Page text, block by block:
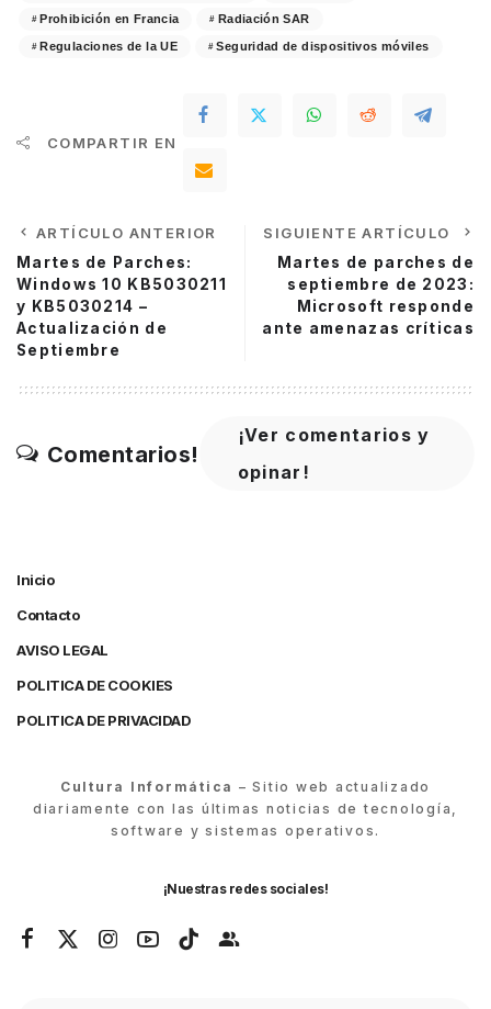
Prohibición en Francia Radiación SAR
Regulaciones de la UE Seguridad de dispositivos móviles
COMPARTIR EN
ARTÍCULO ANTERIOR
Martes de Parches:
Windows 10 KB5030211
y KB5030214 –
Actualización de
Septiembre
SIGUIENTE ARTÍCULO
Martes de parches de
septiembre de 2023:
Microsoft responde
ante amenazas críticas
Comentarios!
¡Ver comentarios y
opinar!
Inicio
Contacto
AVISO LEGAL
POLITICA DE COOKIES
POLITICA DE PRIVACIDAD
Cultura Informática – Sitio web actualizado
diariamente con las últimas noticias de tecnología,
software y sistemas operativos.
¡Nuestras redes sociales!